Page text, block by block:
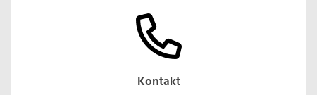
Kontakt